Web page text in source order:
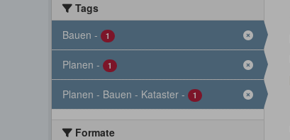
Tags
Bauen - 1
Planen - 1
Planen - Bauen - Kataster - 1
Formate